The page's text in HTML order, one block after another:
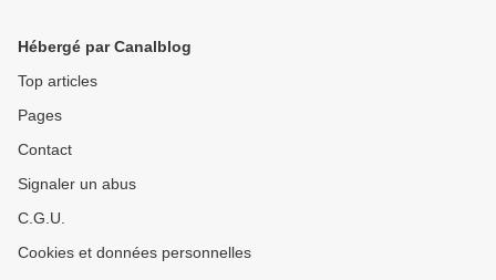
Hébergé par Canalblog
Top articles
Pages
Contact
Signaler un abus
C.G.U.
Cookies et données personnelles